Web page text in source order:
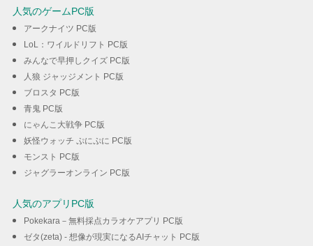
人気のゲームPC版
アークナイツ PC版
LoL：ワイルドリフト PC版
みんなで早押しクイズ PC版
人狼 ジャッジメント PC版
ブロスタ PC版
青鬼 PC版
にゃんこ大戦争 PC版
妖怪ウォッチ ぷにぷに PC版
モンスト PC版
ジャグラーオンライン PC版
人気のアプリPC版
Pokekara－無料採点カラオケアプリ PC版
ゼタ(zeta) - 想像が現実になるAIチャット PC版